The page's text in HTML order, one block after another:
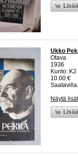
Ukko
Otava
1936
Kunto:
10.00 €
Näytä